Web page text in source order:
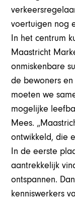
voertuigen nog
In het centrum
Maastricht
onmiskenbare
de bewoners
moeten we
mogelijke
Mees.
ontwikkeld, die
In de eerste
aantrekkelijk
ontspannen.
kenniswerkers